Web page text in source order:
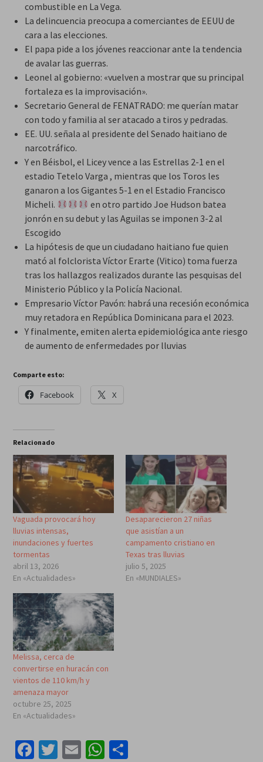
combustible en La Vega.
La delincuencia preocupa a comerciantes de EEUU de
cara a las elecciones.
El papa pide a los jóvenes reaccionar ante la tendencia
de avalar las guerras.
Leonel al gobierno: «vuelven a mostrar que su principal
fortaleza es la improvisación».
Secretario General de FENATRADO: me querían matar
con todo y familia al ser atacado a tiros y pedradas.
EE. UU. señala al presidente del Senado haitiano de
narcotráfico.
Y en Béisbol, el Licey vence a las Estrellas 2-1 en el
estadio Tetelo Varga , mientras que los Toros les
ganaron a los Gigantes 5-1 en el Estadio Francisco
Micheli.
en otro partido Joe Hudson batea
jonrón en su debut y las Aguilas se imponen 3-2 al
Escogido
La hipótesis de que un ciudadano haitiano fue quien
mató al folclorista Víctor Erarte (Vitico) toma fuerza
tras los hallazgos realizados durante las pesquisas del
Ministerio Público y la Policía Nacional.
Empresario Víctor Pavón: habrá una recesión económica
muy retadora en República Dominicana para el 2023.
Y finalmente, emiten alerta epidemiológica ante riesgo
de aumento de enfermedades por lluvias
Comparte esto:
Facebook X
Relacionado
Vaguada provocará hoy
lluvias intensas,
inundaciones y fuertes
tormentas
abril 13, 2026
En «Actualidades»
Desaparecieron 27 niñas
que asistían a un
campamento cristiano en
Texas tras lluvias
julio 5, 2025
En «MUNDIALES»
Melissa, cerca de
convertirse en huracán con
vientos de 110 km/h y
amenaza mayor
octubre 25, 2025
En «Actualidades»
Facebook
Twitter
EmailWhatsApp
Compartir